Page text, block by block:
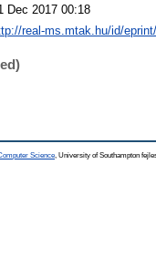
Dec 2017 00:18
real-ms.mtak.hu/id/
Science , University of Southampton